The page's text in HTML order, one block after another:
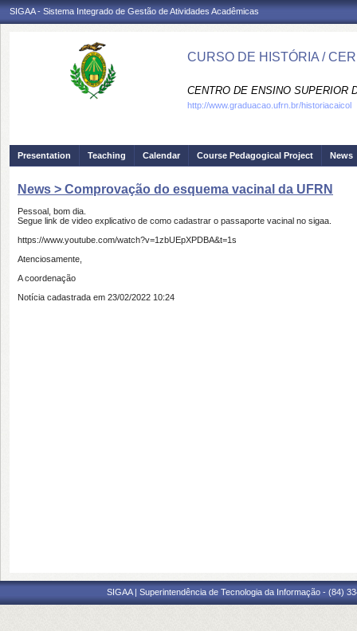
SIGAA - Sistema Integrado de Gestão de Atividades Acadêmicas
CURSO DE HISTÓRIA /
CENTRO DE ENSINO SUPERIOR
http://www.graduacao.ufrn.br/historiacaicol
Presentation Teaching Calendar Course Pedagogical Project News
News > Comprovação do esquema vacinal da UFRN
Pessoal, bom dia.
Segue link de video explicativo de como cadastrar o passaporte vacinal no sigaa.
https://www.youtube.com/watch?v=1zbUEpXPDBA&t=1s
Atenciosamente,
A coordenação
Notícia cadastrada em 23/02/2022 10:24
SIGAA | Superintendência de Tecnologia da Informação - (84)